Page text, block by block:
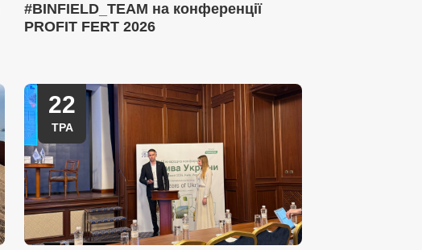
#BINFIELD_TEAM на конференції
PROFIT FERT 2026
22
ТРА